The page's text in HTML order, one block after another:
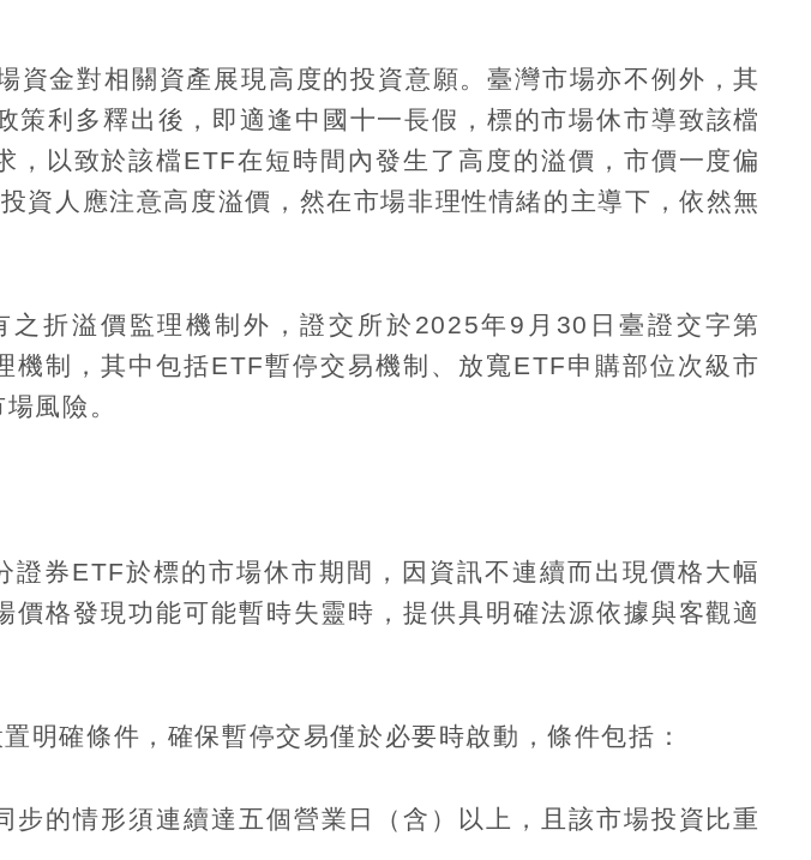
金對相關資產展現高度的投資意願。臺灣市場亦不例外，其
策利多釋出後，即適逢中國十一長假，標的市場休市導致該檔
，以致於該檔ETF在短時間內發生了高度的溢價，市價一度偏
資人應注意高度溢價，然在市場非理性情緒的主導下，依然無
折溢價監理機制外，證交所於 2025年 9 月 30 日臺證交字第
機制，其中包括ETF暫停交易機制、放寬ETF申購部位次級市
風險。
證券ETF於標的市場休市期間，因資訊不連續而出現價格大幅
價格發現功能可能暫時失靈時，提供具明確法源依據與客觀適
明確條件，確保暫停交易僅於必要時啟動，條件包括：
的情形須連續達五個營業日（含）以上，且該市場投資比重